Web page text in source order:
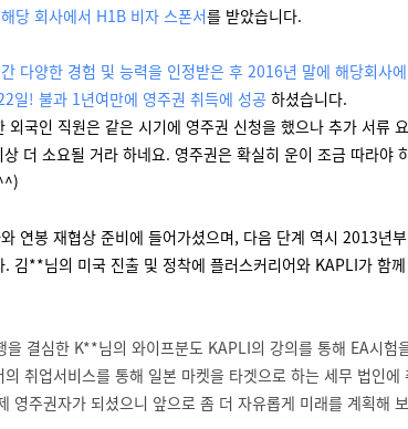
당 회사에서 H1B 비자 스폰서를 받았습니다.
다양한 경험 및 능력을 인정받은 후 2016년 말에 해당회사
일! 불과 1년여만에 영주권 취득에 성공 하셨습니다.
외국인 직원은 같은 시기에 영주권 신청을 했으나 추가 서류
더 소요될 거라 하네요. 영주권은 확실히 운이 조금 따라야
연봉 재협상 준비에 들어가셨으며, 다음 단계 역시 2013년
김**님의 미국 진출 및 정착에 플러스커리어와 KAPLI가 함
결심한 K**님의 와이프분도 KAPLI의 강의를 통해 EA시험
취업서비스를 통해 일본 마켓을 타겟으로 하는 세무 법인에
영주권자가 되셨으니 앞으로 좀 더 자유롭게 미래를 계획해